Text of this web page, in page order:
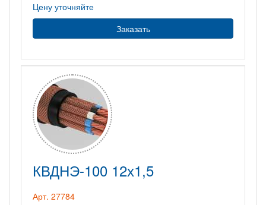
Цену уточняйте
Заказать
КВДНЭ-100 12х1,5
Арт. 27784